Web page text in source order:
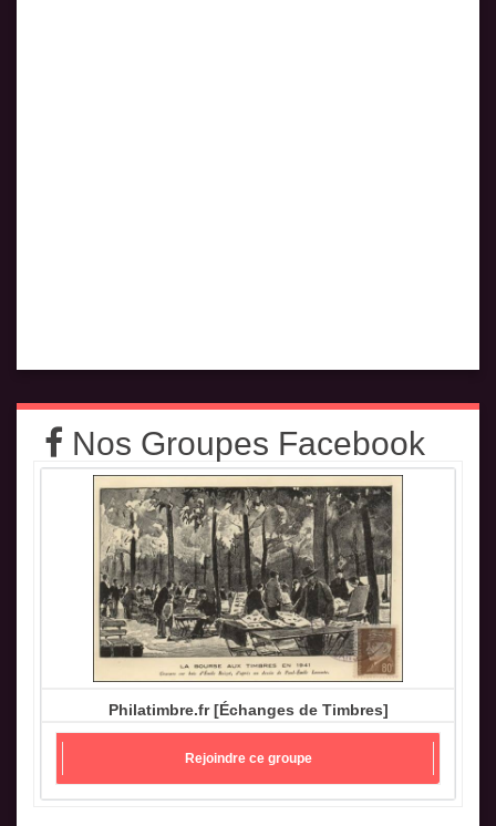
Nos Groupes Facebook
Philatimbre.fr [Échanges de Timbres]
Rejoindre ce groupe